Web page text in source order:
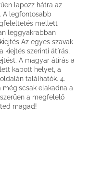
lapozz hátra az
A legfontosabb
mellett
leggyakrabban
Az egyes szavak
szerinti átírás,
A magyar átírás a
kapott helyet, a
találhatók. 4.
mégiscsak elakadna a
a megfelelő
magad!